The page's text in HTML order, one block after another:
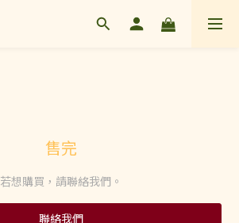
售完
若想購買，請聯絡我們。
聯絡我們